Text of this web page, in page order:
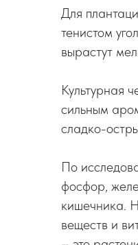
Для
тенистом
вырастут
Культурная
сильным
сладко-
По
фосфор,
кишечника.
веществ и